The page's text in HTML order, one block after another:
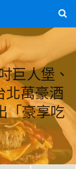
巨人堡、
北萬豪酒
「豪享吃